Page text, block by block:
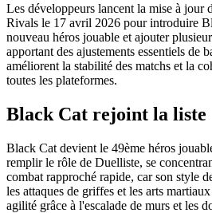
Les développeurs lancent la mise à jour
Rivals le 17 avril 2026 pour introduire
nouveau héros jouable et ajouter
apportant des ajustements essentiels de
améliorent la stabilité des matchs et la
toutes les plateformes.
Black Cat rejoint la liste
Black Cat devient le 49ème héros
remplir le rôle de Duelliste, se
combat rapproché rapide, car son style
les attaques de griffes et les arts
agilité grâce à l'escalade de murs et les